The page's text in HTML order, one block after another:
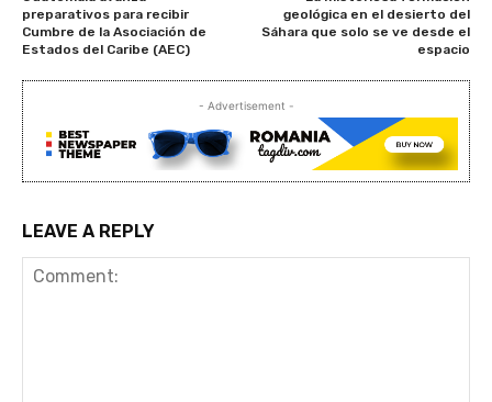
preparativos para recibir
Cumbre de la Asociación de
Estados del Caribe (AEC)
geológica en el desierto del
Sáhara que solo se ve desde el
espacio
- Advertisement -
LEAVE A REPLY